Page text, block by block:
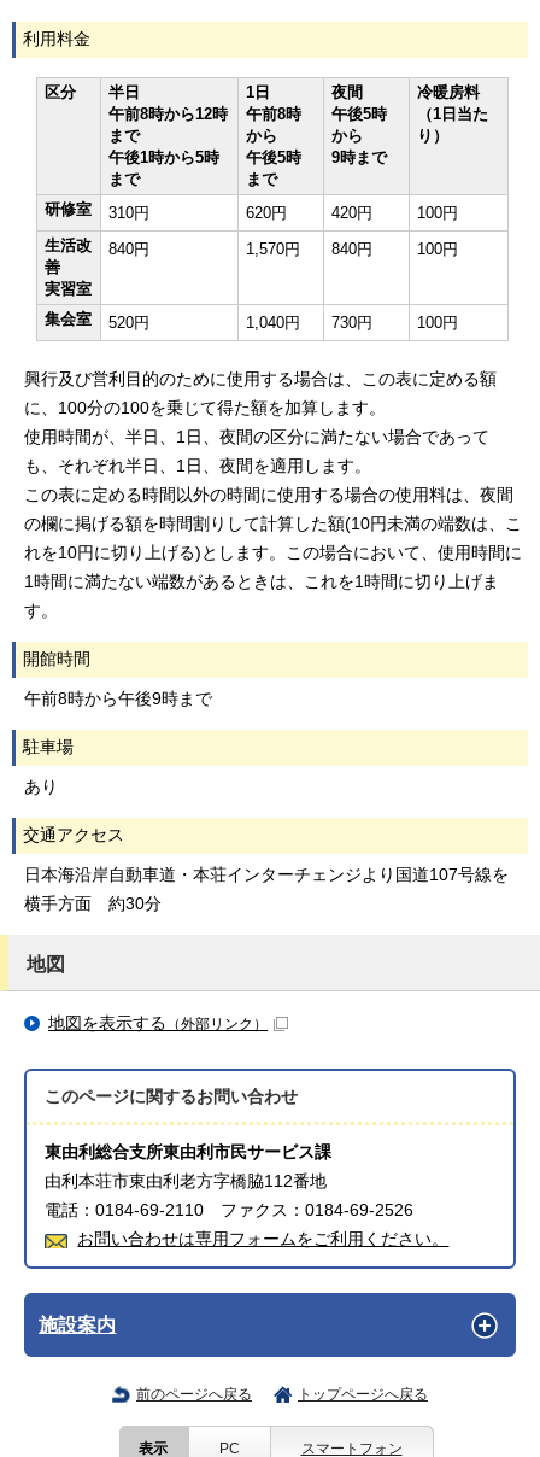
利用料金
区分
半日
午前8時から12時
まで
午後1時から5時
まで
1日
午前8時
から
午後5時
まで
夜間
午後5時
から
9時まで
冷暖房料
（1日当た
り）
研修室 310円 620円 420円
100円
生活改
善
実習室
840円 1,570円 840円 100円
集会室 520円 1,040円 730円 100円
興行及び営利目的のために使用する場合は、この表に定める額
に、100分の100を乗じて得た額を加算します。
使用時間が、半日、1日、夜間の区分に満たない場合であって
も、それぞれ半日、1日、夜間を適用します。
この表に定める時間以外の時間に使用する場合の使用料は、夜間
の欄に掲げる額を時間割りして計算した額(10円未満の端数は、こ
れを10円に切り上げる)とします。この場合において、使用時間に
1時間に満たない端数があるときは、これを1時間に切り上げま
す。
開館時間
午前8時から午後9時まで
駐車場
あり
交通アクセス
日本海沿岸自動車道・本荘インターチェンジより国道107号線を
横手方面 約30分
地図
地図を表示する （外部リンク）
このページに関するお問い合わせ
東由利総合支所東由利市民サービス課
由利本荘市東由利老方字橋脇112番地
電話：0184-69-2110 ファクス：0184-69-2526
お問い合わせは専用フォームをご利用ください。
施設案内
前のページへ戻る トップページへ戻る
表示 PC スマートフォン